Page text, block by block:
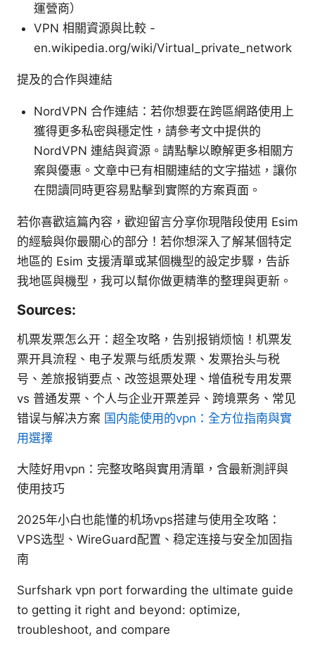
運營商）
VPN 相關資源與比較 -
en.wikipedia.org/wiki/Virtual_private_network
提及的合作與連結
NordVPN 合作連結：若你想要在跨區網路使用上
獲得更多私密與穩定性，請參考文中提供的
NordVPN 連結與資源。請點擊以瞭解更多相關方
案與優惠。文章中已有相關連結的文字描述，讓你
在閱讀同時更容易點擊到實際的方案頁面。
若你喜歡這篇內容，歡迎留言分享你現階段使用 Esim
的經驗與你最關心的部分！若你想深入了解某個特定
地區的 Esim 支援清單或某個機型的設定步驟，告訴
我地區與機型，我可以幫你做更精準的整理與更新。
Sources:
机票发票怎么开：超全攻略，告别报销烦恼！机票发
票开具流程、电子发票与纸质发票、发票抬头与税
号、差旅报销要点、改签退票处理、增值税专用发票
vs 普通发票、个人与企业开票差异、跨境票务、常见
错误与解决方案 国内能使用的vpn：全方位指南與實
用選擇
大陸好用vpn：完整攻略與實用清單，含最新測評與
使用技巧
2025年小白也能懂的机场vps搭建与使用全攻略：
VPS选型、WireGuard配置、稳定连接与安全加固指
南
Surfshark vpn port forwarding the ultimate guide
to getting it right and beyond: optimize,
troubleshoot, and compare